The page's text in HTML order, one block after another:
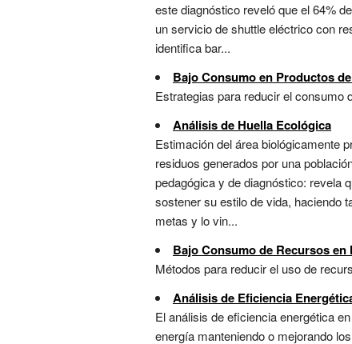
este diagnóstico reveló que el 64%
un servicio de shuttle eléctrico con
identifica bar...
Bajo Consumo en Productos
Estrategias para reducir el consumo
Análisis de Huella Ecológica
Estimación del área biológicamente
residuos generados por una
pedagógica y de diagnóstico: revela
sostener su estilo de vida, haciendo
metas y lo vin...
Bajo Consumo de Recursos
Métodos para reducir el uso de
Análisis de Eficiencia
El análisis de eficiencia energética
energía manteniendo o mejorando